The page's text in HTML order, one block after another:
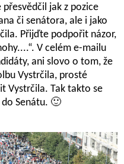
jak z pozice
či senátora, ale i jako
Přijďte podpořit názor,
V celém e-mailu
ani slovo o tom, že
Vystrčila, prosté
Vystrčila. Tak takto se
Senátu. 🙂